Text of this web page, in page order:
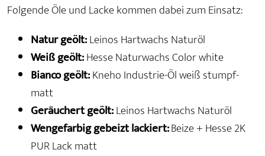
Folgende Öle und Lacke kommen dabei zum Einsatz:
Natur geölt:Leinos Hartwachs Naturöl
Weiß geölt:Hesse Naturwachs Color white
Bianco geölt:Kneho Industrie-Öl weiß stumpf-
matt
Geräuchert geölt:Leinos Hartwachs Naturöl
Wengefarbig gebeizt lackiert:Beize + Hesse 2K
PUR Lack matt